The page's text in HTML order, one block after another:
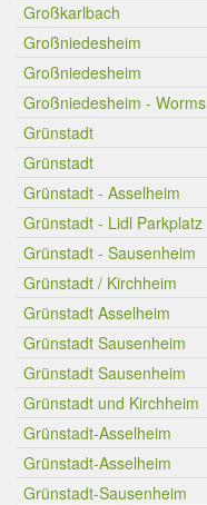
Großkarlbach
Großniedesheim
Großniedesheim
Großniedesheim - Worms
Grünstadt
Grünstadt
Grünstadt - Asselheim
Grünstadt - Lidl Parkplatz
Grünstadt - Sausenheim
Grünstadt / Kirchheim
Grünstadt Asselheim
Grünstadt Sausenheim
Grünstadt Sausenheim
Grünstadt und Kirchheim
Grünstadt-Asselheim
Grünstadt-Asselheim
Grünstadt-Sausenheim